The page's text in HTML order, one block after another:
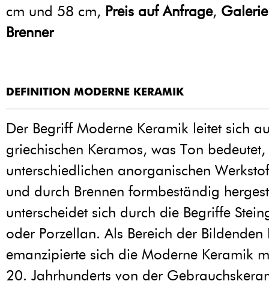
cm und 58 cm, Preis auf Anfrage,
Brenner
DEFINITION MODERNE KERAMIK
Der Begriff Moderne Keramik leitet sich
griechischen Keramos, was Ton
unterschiedlichen anorganischen
und durch Brennen formbeständig
unterscheidet sich durch die Begriffe
oder Porzellan. Als Bereich der Bildenden
emanzipierte sich die Moderne Keramik
20. Jahrhunderts von der